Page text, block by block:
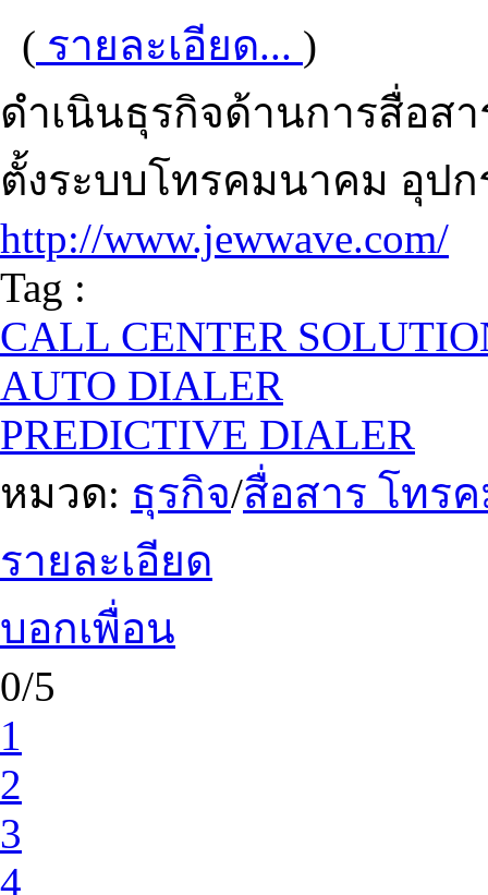
( รายละเอียด... )
ดำเนินธุรกิจด้านการสื่อส
ตั้งระบบโทรคมนาคม อุป
http://www.jewwave.com/
Tag :
CALL CENTER
AUTO DIALER
PREDICTIVE DIALER
หมวด: ธุรกิจ/สื่อสาร โทร
รายละเอียด
บอกเพื่อน
0/5
1
2
3
4